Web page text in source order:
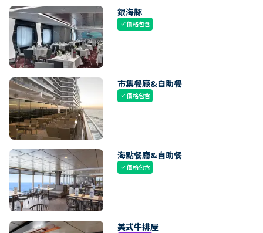
銀海豚
check價格包含
市集餐廳&自助餐
check價格包含
海點餐廳&自助餐
check價格包含
美式牛排屋